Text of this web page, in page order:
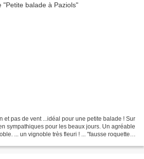
et pas de vent ...idéal pour une petite balade ! Sur
sympathiques pour les beaux jours. Un agréable
... un vignoble très fleuri ! ... "fausse roquette"